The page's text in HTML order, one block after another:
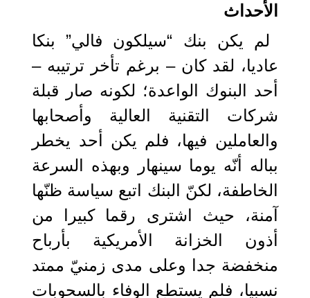
الأحداث
لم يكن بنك “سيلكون فالي” بنكا
عاديا، لقد كان – برغم تأخر ترتيبه –
أحد البنوك الواعدة؛ لكونه صار قبلة
شركات التقنية العالية وأصحابها
والعاملين فيها، فلم يكن أحد يخطر
بباله أنّه يوما سينهار وبهذه السرعة
الخاطفة، لكنّ البنك اتبع سياسة ظنّها
آمنة، حيث اشترى رقما كبيرا من
أذون الخزانة الأمريكية بأرباح
منخفضة جدا وعلى مدى زمنيّ ممتد
نسبيا، فلم يستطع الوفاء بالسحوبات